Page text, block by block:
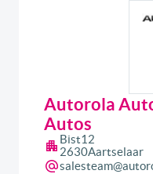
Autorola
Autos
Bist12
2630Aartselaar